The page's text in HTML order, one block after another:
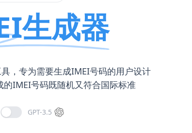
生成器
，专为需要生成IMEI号码的用户设计
IMEI号码既随机又符合国际标准
GPT-3.5